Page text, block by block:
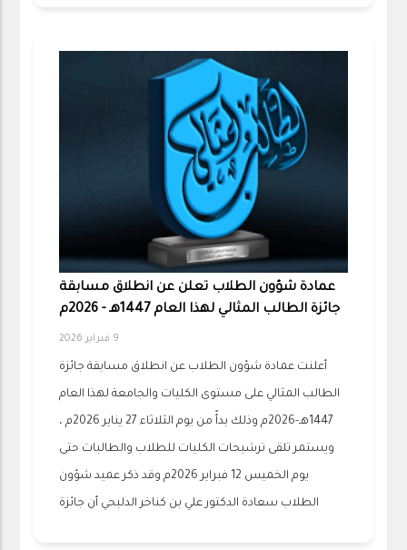
عمادة شؤون الطلاب تعلن عن انطلاق مسابقة
جائزة الطالب المثالي لهذا العام 1447هـ - 2026م
9 فبراير 2026
أعلنت عمادة شؤون الطلاب عن انطلاق مسابقة جائزة
الطالب المثالي على مستوى الكليات والجامعة لهذا العام
1447هـ-2026م وذلك بدأً من يوم الثلاثاء 27 يناير 2026م ،
ويستمر تلقى ترشيحات الكليات للطلاب والطالبات حتى
يوم الخميس 12 فبراير 2026م وقد ذكر عميد شؤون
الطلاب سعادة الدكتور علي بن كناخر الدلبحي أن جائزة